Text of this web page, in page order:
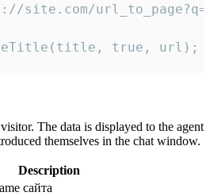
true, url);
The data is displayed to the agent
themselves in the chat window.
Description
сайта